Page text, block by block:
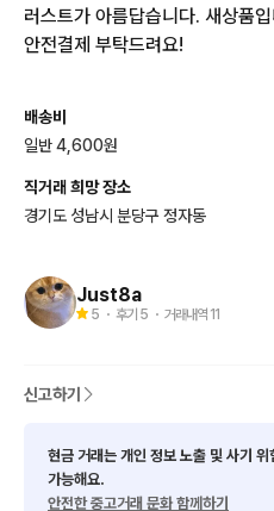
러스트가 아름답습니다. 새상품
안전결제 부탁드려요!
배송비
일반 4,600원
직거래 희망 장소
경기도 성남시 분당구 정자동
Just8a
5 ・ 후기 5 ・ 거래내역 11
신고하기
현금 거래는 개인 정보 노출 및 사기
가능해요.
안전한 중고거래 문화 함께하기